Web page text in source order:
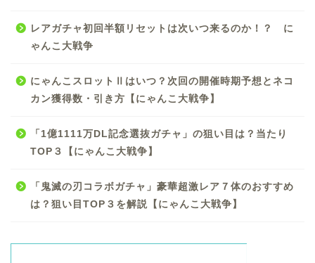
レアガチャ初回半額リセットは次いつ来るのか！？ に
ゃんこ大戦争
にゃんこスロットⅡはいつ？次回の開催時期予想とネコ
カン獲得数・引き方【にゃんこ大戦争】
「1億1111万DL記念選抜ガチャ」の狙い目は？当たり
TOP３【にゃんこ大戦争】
「鬼滅の刃コラボガチャ」豪華超激レア７体のおすすめ
は？狙い目TOP３を解説【にゃんこ大戦争】